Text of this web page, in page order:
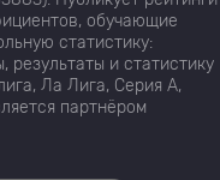
обучающие
статистику:
результаты и статистику
Ла Лига, Серия А,
партнёром